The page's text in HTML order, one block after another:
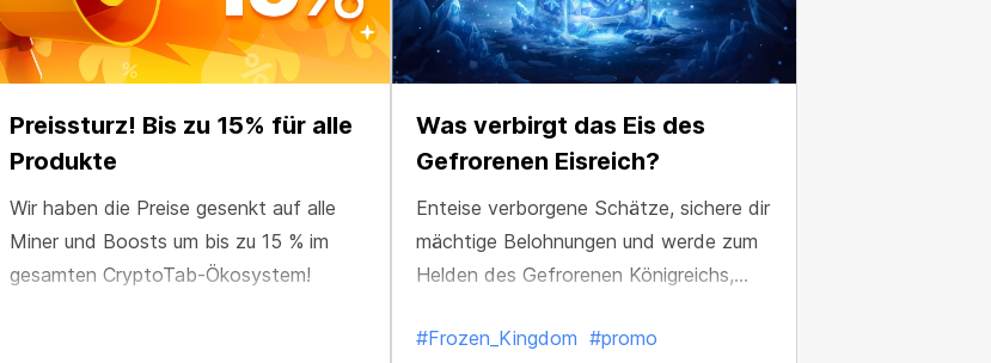
Preissturz! Bis zu 15% für alle
Produkte
Wir haben die Preise gesenkt auf alle
Miner und Boosts um bis zu 15 % im
gesamten CryptoTab-Ökosystem!
Was verbirgt das Eis des
Gefrorenen Eisreich?
Enteise verborgene Schätze, sichere dir
mächtige Belohnungen und werde zum
Helden des Gefrorenen Königreichs,
#Frozen_Kingdom #promo